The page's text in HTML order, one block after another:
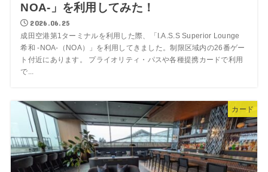
NOA-」を利用してみた！
2026.06.25
成田空港第1ターミナルを利用した際、「I.A.S.S Superior Lounge
希和 -NOA-（NOA）」を利用してきました。制限区域内の26番ゲー
ト付近にあります。 プライオリティ・パスや各種提携カードで利用
で...
カード